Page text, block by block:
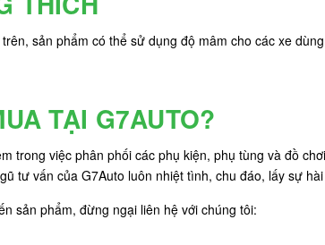
sản phẩm có thể sử dụng độ mâm cho các xe
TẠI G7AUTO?
trong việc phân phối các phụ kiện, phụ tùng và đồ
tư vấn của G7Auto luôn nhiệt tình, chu đáo, lấy sự
sản phẩm, đừng ngại liên hệ với chúng tôi: